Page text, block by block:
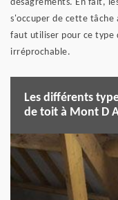
désagréments. En fait,
s'occuper de cette tâche
faut utiliser pour ce type
irréprochable.
Les différents
de toit à Mont D